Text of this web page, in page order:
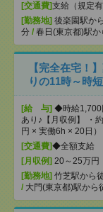
[交通費]支給（規定有
[勤務地] 後楽園駅か
分 / 春日(東京都)駅
【完全在宅！
りの11時～時
[給 与] ◆時給1,700
あり♪【月収例】 ・
円 × 実働6h × 20日）
[交通費]◆全額支給
[月収例] 20～25万円
[勤務地] 竹芝駅から
/ 大門(東京都)駅から